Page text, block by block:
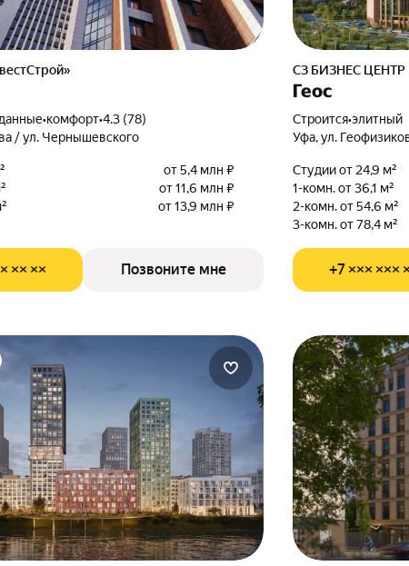
•комфорт•4.3 (78)
/ ул. Чернышевского
от 5,4 млн ₽
от 11,6 млн ₽
от 13,9 млн ₽
×× ×× Позвоните мне
СЗ БИЗНЕС ЦЕНТР
Геос
Строится•элитный
Уфа, ул.
Студии от 24,9 м²
1-комн. от 36,1 м²
2-комн. от 54,6 м²
3-комн. от 78,4 м²
+7 ××× ×××